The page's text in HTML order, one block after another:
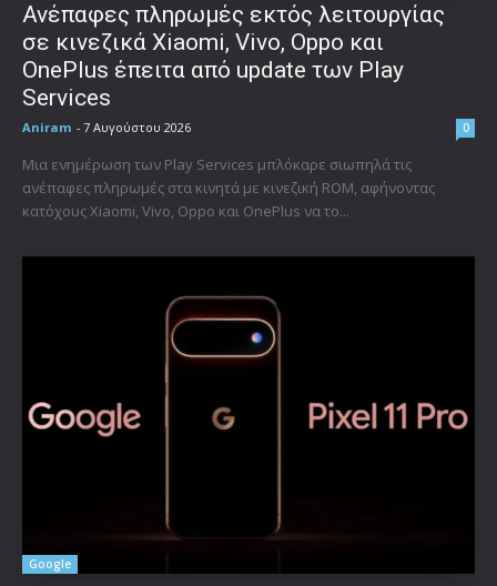
Ανέπαφες πληρωμές εκτός λειτουργίας
σε κινεζικά Xiaomi, Vivo, Oppo και
OnePlus έπειτα από update των Play
Services
Aniram - 7 Αυγούστου 2026 0
Μια ενημέρωση των Play Services μπλόκαρε σιωπηλά τις
ανέπαφες πληρωμές στα κινητά με κινεζική ROM, αφήνοντας
κατόχους Xiaomi, Vivo, Oppo και OnePlus να το...
Google